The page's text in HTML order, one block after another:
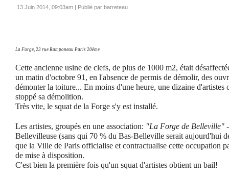
13 Juin 2014, 09:03am | Publié par barreteau
La Forge, 23 rue Ramponeau Paris 20ème
Cette ancienne usine de clefs, de plus de 1000 m2, était
un matin d'octobre 91, en l'absence de permis de démolir, des
démonter la toiture... En moins d'une heure, une dizaine d'artistes
stoppé sa démolition.
Très vite, le squat de la Forge s'y est installé.
Les artistes, groupés en une association: "La Forge de Belleville"
Bellevilleuse (sans qui 70 % du Bas-Belleville serait aujourd'hui
que la Ville de Paris officialise et contractualise cette occupation
de mise à disposition.
C'est bien la première fois qu'un squat d'artistes obtient un bail!